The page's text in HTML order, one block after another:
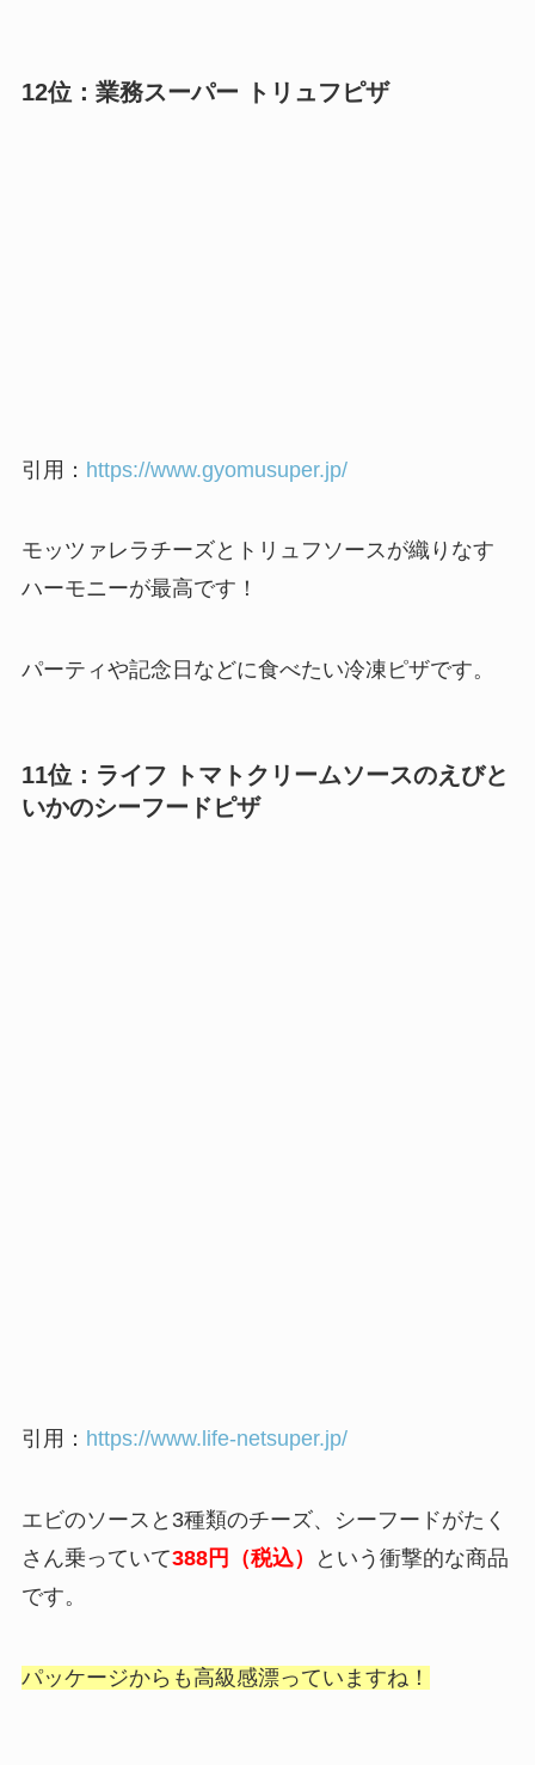
12位：業務スーパー トリュフピザ
引用： https://www.gyomusuper.jp/
モッツァレラチーズとトリュフソースが織りなす
ハーモニーが最高です！
パーティや記念日などに食べたい冷凍ピザです。
11位：ライフ トマトクリームソースのえびと
いかのシーフードピザ
引用： https://www.life-netsuper.jp/
エビのソースと3種類のチーズ、シーフードがたく
さん乗っていて388円（税込）
という衝撃的な商品
です。
パッケージからも高級感漂っていますね！